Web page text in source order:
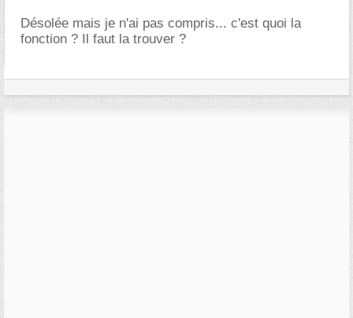
Désolée mais je n'ai pas compris... c'est quoi la
fonction ? Il faut la trouver ?